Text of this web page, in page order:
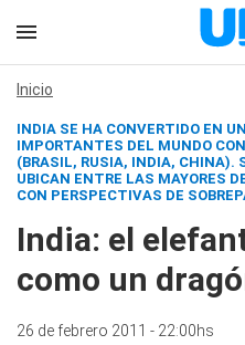
Inicio
INDIA SE HA CONVERTIDO EN
IMPORTANTES DEL MUNDO
(BRASIL, RUSIA, INDIA, CHINA).
UBICAN ENTRE LAS MAYORES
CON PERSPECTIVAS DE
India: el
como un
26 de febrero 2011 - 22:00hs